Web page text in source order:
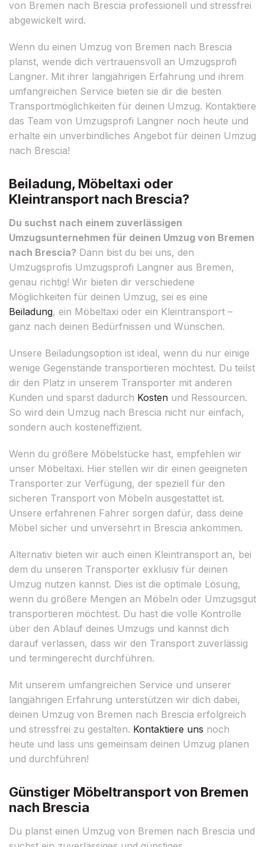
von Bremen nach Brescia professionell und stressfrei
abgewickelt wird.
Wenn du einen Umzug von Bremen nach Brescia
planst, wende dich vertrauensvoll an Umzugsprofi
Langner. Mit ihrer langjährigen Erfahrung und ihrem
umfangreichen Service bieten sie dir die besten
Transportmöglichkeiten für deinen Umzug. Kontaktiere
das Team von Umzugsprofi Langner noch heute und
erhalte ein unverbindliches Angebot für deinen Umzug
nach Brescia!
Beiladung, Möbeltaxi oder
Kleintransport nach Brescia?
Du suchst nach einem zuverlässigen
Umzugsunternehmen für deinen Umzug von Bremen
nach Brescia? Dann bist du bei uns, den
Umzugsprofis Umzugsprofi Langner aus Bremen,
genau richtig! Wir bieten dir verschiedene
Möglichkeiten für deinen Umzug, sei es eine
Beiladung, ein Möbeltaxi oder ein Kleintransport –
ganz nach deinen Bedürfnissen und Wünschen.
Unsere Beiladungsoption ist ideal, wenn du nur einige
wenige Gegenstände transportieren möchtest. Du teilst
dir den Platz in unserem Transporter mit anderen
Kunden und sparst dadurch Kosten und Ressourcen.
So wird dein Umzug nach Brescia nicht nur einfach,
sondern auch kosteneffizient.
Wenn du größere Möbelstücke hast, empfehlen wir
unser Möbeltaxi. Hier stellen wir dir einen geeigneten
Transporter zur Verfügung, der speziell für den
sicheren Transport von Möbeln ausgestattet ist.
Unsere erfahrenen Fahrer sorgen dafür, dass deine
Möbel sicher und unversehrt in Brescia ankommen.
Alternativ bieten wir auch einen Kleintransport an, bei
dem du unseren Transporter exklusiv für deinen
Umzug nutzen kannst. Dies ist die optimale Lösung,
wenn du größere Mengen an Möbeln oder Umzugsgut
transportieren möchtest. Du hast die volle Kontrolle
über den Ablauf deines Umzugs und kannst dich
darauf verlassen, dass wir den Transport zuverlässig
und termingerecht durchführen.
Mit unserem umfangreichen Service und unserer
langjährigen Erfahrung unterstützen wir dich dabei,
deinen Umzug von Bremen nach Brescia erfolgreich
und stressfrei zu gestalten. Kontaktiere uns noch
heute und lass uns gemeinsam deinen Umzug planen
und durchführen!
Günstiger Möbeltransport von Bremen
nach Brescia
Du planst einen Umzug von Bremen nach Brescia und